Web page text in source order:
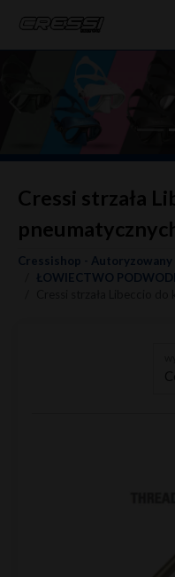
Cressi strzała
Cressishop - Autoryzowany
ŁOWIECTWO